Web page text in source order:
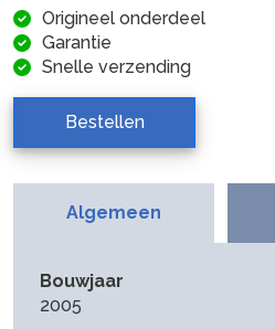
Origineel onderdeel
Garantie
Snelle verzending
Bestellen
Algemeen
Bouwjaar
2005